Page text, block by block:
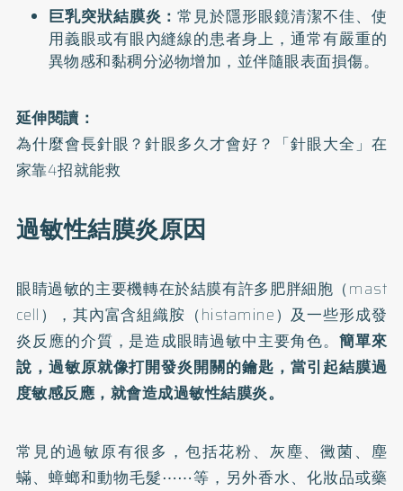
巨乳突狀結膜炎：常見於隱形眼鏡清潔不佳、使
用義眼或有眼內縫線的患者身上，通常有嚴重的
異物感和黏稠分泌物增加，並伴隨眼表面損傷。
延伸閱讀：
為什麼會長針眼？針眼多久才會好？「針眼大全」在
家靠4招就能救
過敏性結膜炎原因
眼睛過敏的主要機轉在於結膜有許多肥胖細胞（mast
cell），其內富含組織胺（histamine）及一些形成發
炎反應的介質，是造成眼睛過敏中主要角色。 簡單來
說，過敏原就像打開發炎開關的鑰匙，當引起結膜過
度敏感反應，就會造成過敏性結膜炎。
常見的過敏原有很多，包括花粉、灰塵、黴菌、塵
蟎、蟑螂和動物毛髮⋯⋯等，另外香水、化妝品或藥